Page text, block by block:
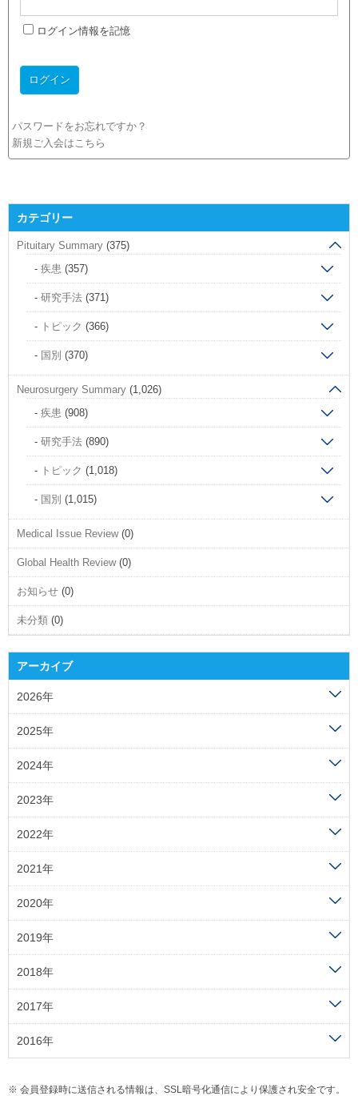
ログイン情報を記憶
パスワードをお忘れですか？
新規ご入会はこちら
カテゴリー
Pituitary Summary (375)
疾患 (357)
研究手法 (371)
トピック (366)
国別 (370)
Neurosurgery Summary (1,026)
疾患 (908)
研究手法 (890)
トピック (1,018)
国別 (1,015)
Medical Issue Review(0)
Global Health Review(0)
お知らせ (0)
未分類 (0)
アーカイブ
2026年
2025年
2024年
2023年
2022年
2021年
2020年
2019年
2018年
2017年
2016年
会員登録時に送信される情報は、SSL暗号化通信により保護され安全です。